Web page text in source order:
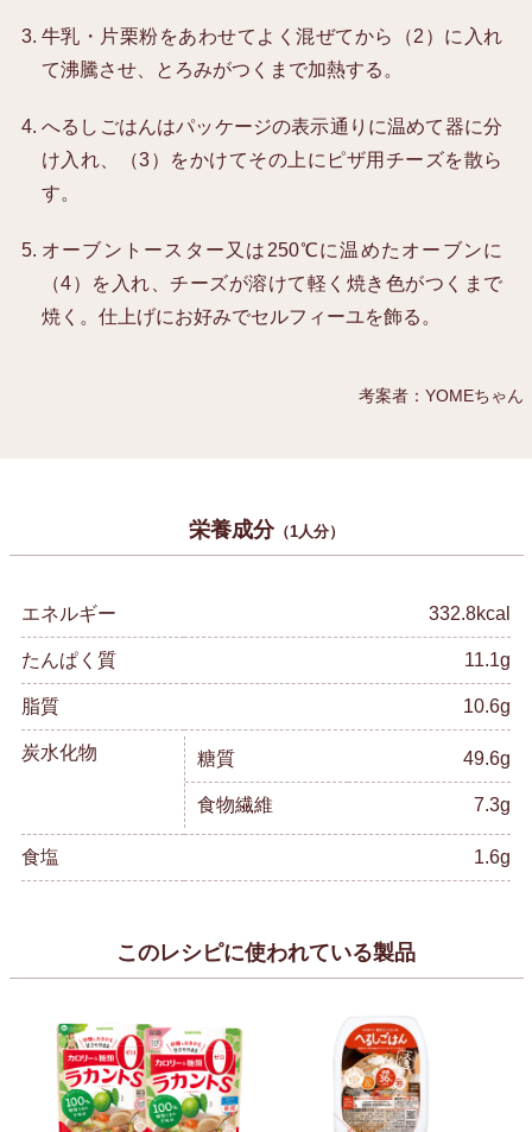
牛乳・片栗粉をあわせてよく混ぜてから（2）に入れ
て沸騰させ、とろみがつくまで加熱する。
へるしごはんはパッケージの表示通りに温めて器に分
け入れ、（3）をかけてその上にピザ用チーズを散ら
す。
オーブントースター又は250℃に温めたオーブンに
（4）を入れ、チーズが溶けて軽く焼き色がつくまで
焼く。仕上げにお好みでセルフィーユを飾る。
考案者：YOMEちゃん
栄養成分（1人分）
エネルギー 332.8kcal
たんぱく質 11.1g
脂質 10.6g
炭水化物 糖質 49.6g
食物繊維 7.3g
食塩 1.6g
このレシピに使われている製品